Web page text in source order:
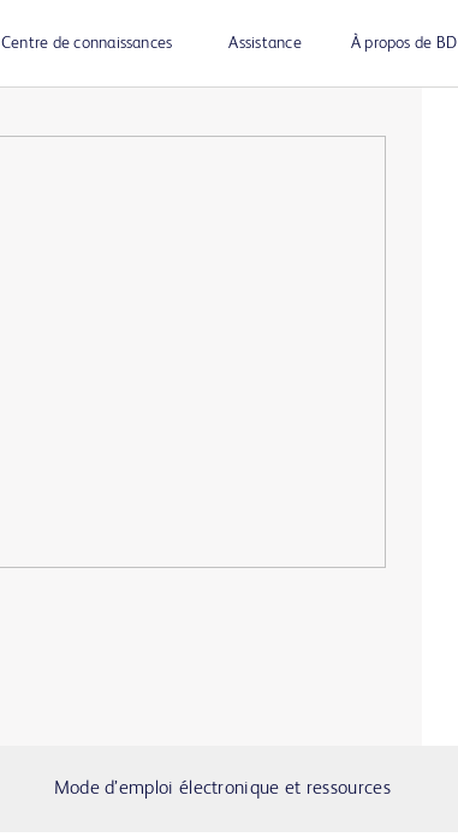
Centre de connaissances Assistance À propos de BD
Mode d’emploi électronique et ressources